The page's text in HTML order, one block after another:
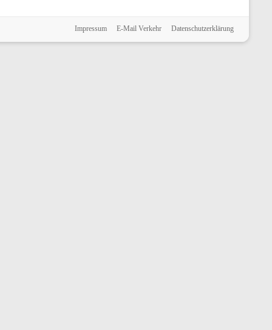
Impressum E-Mail Verkehr Datenschutzerklärung